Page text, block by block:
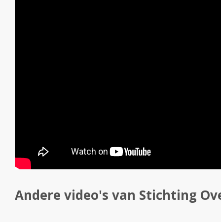
Andere video's van Stichting